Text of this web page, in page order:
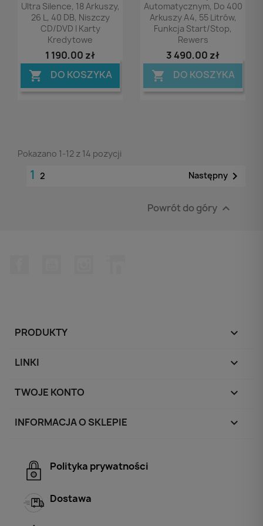
Ultra Silence, 18 Arkuszy,
26 L, 40 DB, Niszczy
CD/DVD I Karty
Kredytowe
1 190,00 zł
 DO KOSZYKA
Automatycznym, Do 400
Arkuszy A4, 55 Litrów,
Funkcja Start/stop,
Rewers
3 490,00 zł
 DO KOSZYKA
Pokazano 1-12 z 14 pozycji
1 2 Następny 
Powrót do góry 
PRODUKTY 
LINKI 
TWOJE KONTO 
INFORMACJA O SKLEPIE keyboard_arrow_down
Polityka prywatności
Dostawa